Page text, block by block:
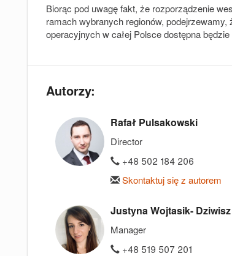
Biorąc pod uwagę fakt, że rozporządzenie
ramach wybranych regionów,
operacyjnych w całej Polsce dostępna będzie
Autorzy:
Rafał Pulsakowski
Director
+48 502 184 206
Skontaktuj się z autorem
Justyna Wojtasik- Dziwisz
Manager
+48 519 507 201